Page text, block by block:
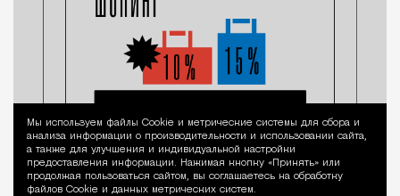
Уведомление
Мы используем файлы Сookie и метрические системы для сбора и
анализа информации о производительности и использовании сайта,
а также для улучшения и индивидуальной настройки
предоставления информации. Нажимая кнопку «Принять» или
продолжая пользоваться сайтом, вы соглашаетесь на обработку
файлов Cookie и данных метрических систем.